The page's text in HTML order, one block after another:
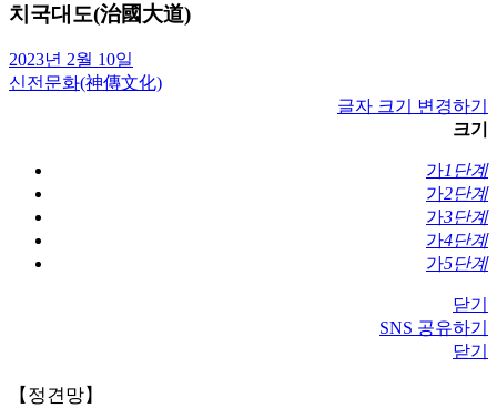
치국대도(治國大道)
2023년 2월 10일
신전문화(神傳文化)
글자 크기 변경하기
크기
가1단계
가2단계
가3단계
가4단계
가5단계
닫기
SNS 공유하기
닫기
【정견망】